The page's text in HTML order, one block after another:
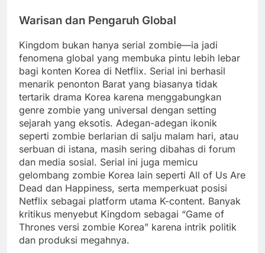
Warisan dan Pengaruh Global
Kingdom bukan hanya serial zombie—ia jadi
fenomena global yang membuka pintu lebih lebar
bagi konten Korea di Netflix. Serial ini berhasil
menarik penonton Barat yang biasanya tidak
tertarik drama Korea karena menggabungkan
genre zombie yang universal dengan setting
sejarah yang eksotis. Adegan-adegan ikonik
seperti zombie berlarian di salju malam hari, atau
serbuan di istana, masih sering dibahas di forum
dan media sosial. Serial ini juga memicu
gelombang zombie Korea lain seperti All of Us Are
Dead dan Happiness, serta memperkuat posisi
Netflix sebagai platform utama K-content. Banyak
kritikus menyebut Kingdom sebagai “Game of
Thrones versi zombie Korea” karena intrik politik
dan produksi megahnya.